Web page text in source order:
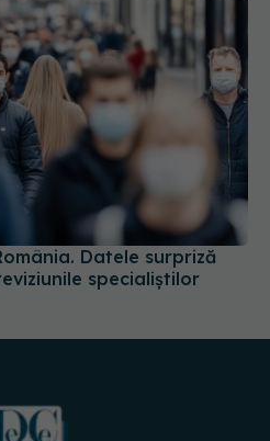
Datele surpriză
specialiștilor